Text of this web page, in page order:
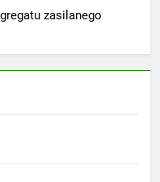
zasilanego